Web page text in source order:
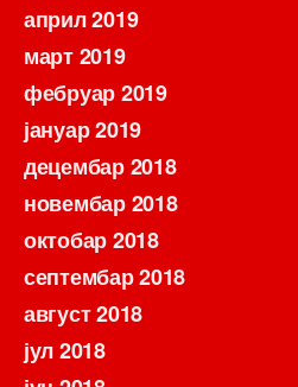
април 2019
март 2019
фебруар 2019
јануар 2019
децембар 2018
новембар 2018
октобар 2018
септембар 2018
август 2018
јул 2018